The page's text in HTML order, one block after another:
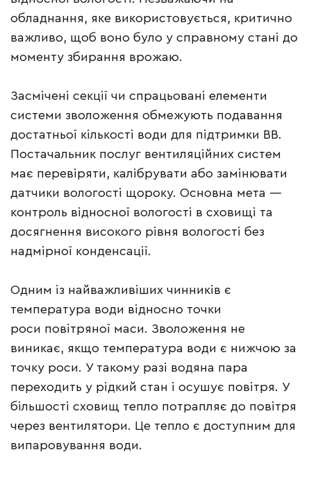
обладнання, яке використовується, критично
важливо, щоб воно було у справному стані до
моменту збирання врожаю.
Засмічені секції чи спрацьовані елементи
системи зволоження обмежують подавання
достатньої кількості води для підтримки ВВ.
Постачальник послуг вентиляційних систем
має перевіряти, калібрувати або замінювати
датчики вологості щороку. Основна мета —
контроль відносної вологості в сховищі та
досягнення високого рівня вологості без
надмірної конденсації.
Одним із найважливіших чинників є
температура води відносно точки
роси повітряної маси. Зволоження не
виникає, якщо температура води є нижчою за
точку роси. У такому разі водяна пара
переходить у рідкий стан і осушує повітря. У
більшості сховищ тепло потрапляє до повітря
через вентилятори. Це тепло є доступним для
випаровування води.